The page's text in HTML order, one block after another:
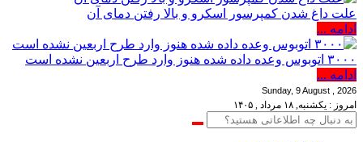
علت داغ شدن کمپرسور اسکرو و بالا رفتن دمای آن
ادامه ...
۳۰۰۰ اتوبوس وعده داده شده هنوز وارد طرح اربعین نشده است
ادامه ...
Sunday, 9 August , 2026
امروز : یکشنبه, ۱۸ مرداد , ۱۴۰۵